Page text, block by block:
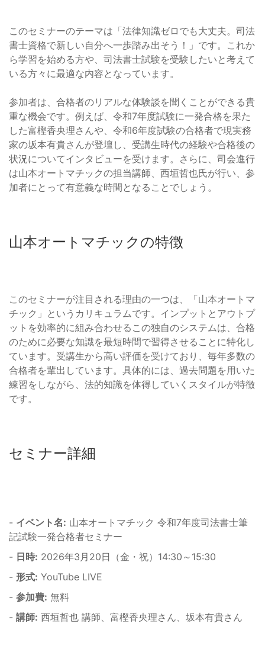
このセミナーのテーマは「法律知識ゼロでも大丈夫。司法
書士資格で新しい自分へ一歩踏み出そう！」です。これか
ら学習を始める方や、司法書士試験を受験したいと考えて
いる方々に最適な内容となっています。
参加者は、合格者のリアルな体験談を聞くことができる貴
重な機会です。例えば、令和7年度試験に一発合格を果た
した富樫香央理さんや、令和6年度試験の合格者で現実務
家の坂本有貴さんが登壇し、受講生時代の経験や合格後の
状況についてインタビューを受けます。さらに、司会進行
は山本オートマチックの担当講師、西垣哲也氏が行い、参
加者にとって有意義な時間となることでしょう。
山本オートマチックの特徴
このセミナーが注目される理由の一つは、「山本オートマ
チック」というカリキュラムです。インプットとアウトプ
ットを効率的に組み合わせるこの独自のシステムは、合格
のために必要な知識を最短時間で習得させることに特化し
ています。受講生から高い評価を受けており、毎年多数の
合格者を輩出しています。具体的には、過去問題を用いた
練習をしながら、法的知識を体得していくスタイルが特徴
です。
セミナー詳細
- イベント名: 山本オートマチック 令和7年度司法書士筆
記試験一発合格者セミナー
- 日時: 2026年3月20日（金・祝）14:30～15:30
- 形式: YouTube LIVE
- 参加費: 無料
- 講師: 西垣哲也 講師、富樫香央理さん、坂本有貴さん